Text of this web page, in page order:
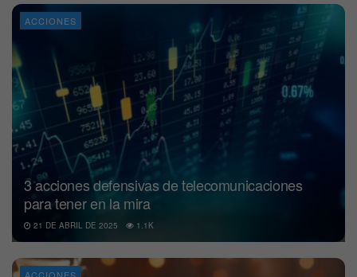
ACCIONES
3 acciones defensivas de telecomunicaciones
para tener en la mira
21 DE ABRIL DE 2025 1.1K